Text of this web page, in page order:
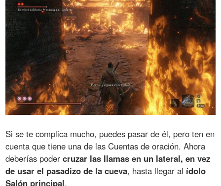
Si se te complica mucho, puedes pasar de él, pero ten en
cuenta que tiene una de las Cuentas de oración. Ahora
deberías podercruzar las llamas en un lateral, en vez
de usar el pasadizo de la cueva, hasta llegar al ídolo
Salón principal.